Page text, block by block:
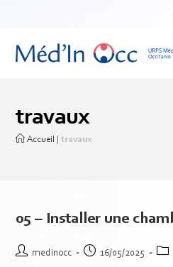
travaux
Accueil |travaux
05 – Installer une
medinocc 16/05/2025